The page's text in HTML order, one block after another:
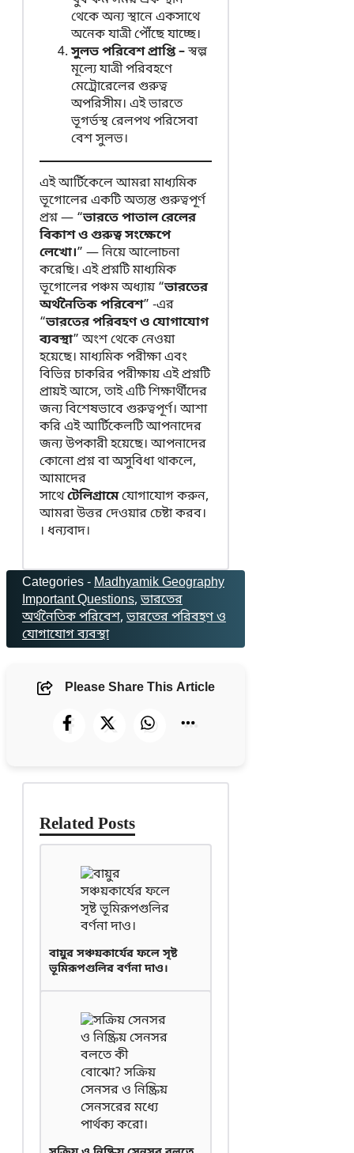
থেকে অন্য স্থানে একসাথে
অনেক যাত্রী পৌঁছে যাচ্ছে।
সুলভ পরিবেশ প্রাপ্তি –স্বল্প
মূল্যে যাত্রী পরিবহণে
মেট্রোরেলের গুরুত্ব
অপরিসীম। এই ভারতে
ভূগর্ভস্থ রেলপথ পরিসেবা
বেশ সুলভ।
এই আর্টিকেলে আমরা মাধ্যমিক
ভূগোলের একটি অত্যন্ত গুরুত্বপূর্ণ
প্রশ্ন — “ভারতে পাতাল রেলের
বিকাশ ও গুরুত্ব সংক্ষেপে
লেখো।” — নিয়ে আলোচনা
করেছি। এই প্রশ্নটি মাধ্যমিক
ভূগোলের পঞ্চম অধ্যায় “ভারতের
অর্থনৈতিক পরিবেশ” -এর
“ভারতের পরিবহণ ও যোগাযোগ
ব্যবস্থা” অংশ থেকে নেওয়া
হয়েছে। মাধ্যমিক পরীক্ষা এবং
বিভিন্ন চাকরির পরীক্ষায় এই প্রশ্নটি
প্রায়ই আসে, তাই এটি শিক্ষার্থীদের
জন্য বিশেষভাবে গুরুত্বপূর্ণ। আশা
করি এই আর্টিকেলটি আপনাদের
জন্য উপকারী হয়েছে। আপনাদের
কোনো প্রশ্ন বা অসুবিধা থাকলে,
আমাদের
সাথেটেলিগ্রামেযোগাযোগ করুন,
আমরা উত্তর দেওয়ার চেষ্টা করব।
। ধন্যবাদ।
Categories -Madhyamik Geography
Important Questions, ভারতের
অর্থনৈতিক পরিবেশ, ভারতের পরিবহণ ও
যোগাযোগ ব্যবস্থা
Please Share This Article
Related Posts
বায়ুর সঞ্চয়কার্যের ফলে সৃষ্ট
ভূমিরূপগুলির বর্ণনা দাও।